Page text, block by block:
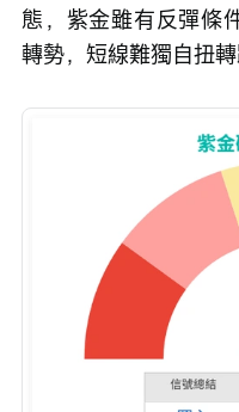
態，紫金雖有反彈條
轉勢，短線難獨自扭轉